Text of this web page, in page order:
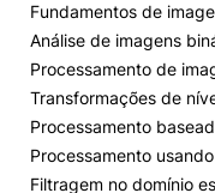
Fundamentos de
Análise de imagens
Processamento de
Transformações de
Processamento
Processamento
Filtragem no domínio